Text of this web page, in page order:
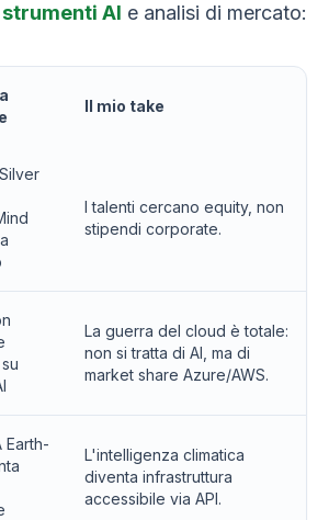
AI e analisi di mercato:
Il mio take
I talenti cercano equity, non
stipendi corporate.
La guerra del cloud è totale:
non si tratta di AI, ma di
market share Azure/AWS.
Earth-
L'intelligenza climatica
diventa infrastruttura
accessibile via API.